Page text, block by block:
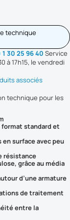
technique
30 25 96 40 Service
à 17h15, le vendredi
associés
technique pour les
format standard et
surface avec peu
résistance
grâce au média
d’une armature
de traitement
entre la